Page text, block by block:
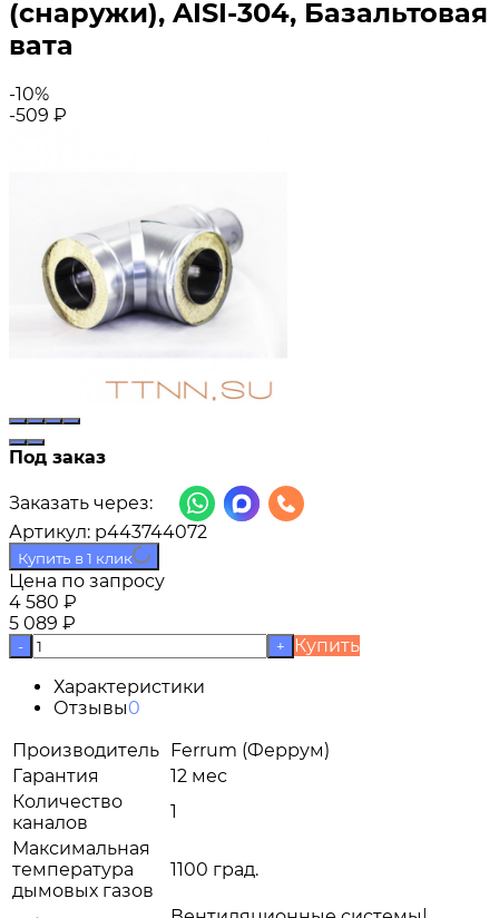
(снаружи), AISI-304, Базальтовая
вата
-10%
-509 ₽
Под заказ
Заказать через:
Артикул: p443744072
Купить в 1 клик
Цена по запросу
4 580 ₽
5 089 ₽
- +
Купить
Характеристики
Отзывы0
Производитель Ferrum (Феррум)
Гарантия
12 мес
Количество
каналов
1
Максимальная
температура
дымовых газов
1100 град.